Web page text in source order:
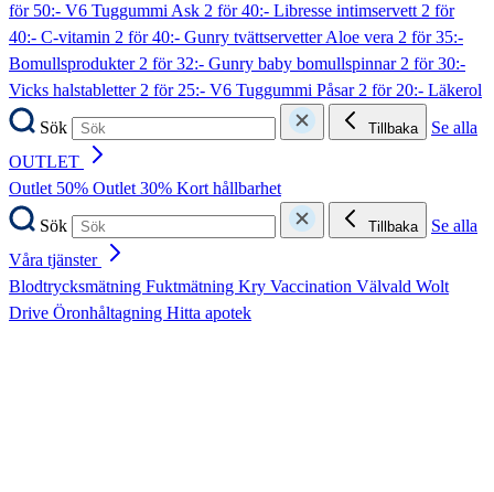
för 50:- V6 Tuggummi Ask 2 för 40:- Libresse intimservett2 för
40:- C-vitamin 2 för 40:- Gunry tvättservetter Aloe vera 2 för 35:-
Bomullsprodukter2 för 32:- Gunry baby bomullspinnar2 för 30:-
Vicks halstabletter2 för 25:- V6 Tuggummi Påsar2 för 20:- Läkerol
Sök
Tillbaka
Se alla
OUTLET
Outlet 50% Outlet 30% Kort hållbarhet
Sök
Tillbaka
Se alla
Våra tjänster
Blodtrycksmätning Fuktmätning Kry Vaccination Välvald Wolt
Drive Öronhåltagning Hitta apotek